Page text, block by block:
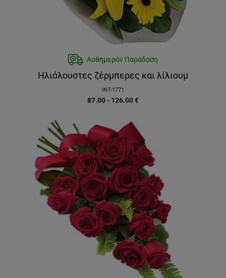
Αυθημερόν Παράδοση
Ηλιόλουστες ζέρμπερες και λίλιουμ
INT-1771
87.00 - 126.00€